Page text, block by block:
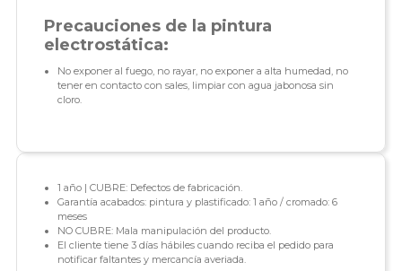
Precauciones de la pintura
electrostática:
No exponer al fuego, no rayar, no exponer a alta humedad, no
tener en contacto con sales, limpiar con agua jabonosa sin
cloro.
1 año | CUBRE: Defectos de fabricación.
Garantía acabados: pintura y plastificado: 1 año / cromado: 6
meses
NO CUBRE: Mala manipulación del producto.
El cliente tiene 3 días hábiles cuando reciba el pedido para
notificar faltantes y mercancía averiada.